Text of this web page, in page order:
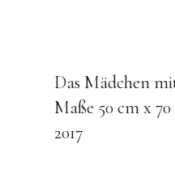
Das Mädchen
Maße 50 cm x
2017